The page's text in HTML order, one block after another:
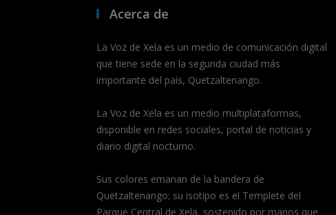
Acerca de
La Voz de Xela es un medio de comunicación digital
que tiene sede en la segunda ciudad más
importante del país, Quetzaltenango.
La Voz de Xela es un medio multiplataformas,
disponible en redes sociales, portal de noticias y
diario digital nocturno.
Sus colores emanan de la bandera de
Quetzaltenango; su isotipo es el Templete del
Parque Central de Xela, sostenido por manos que